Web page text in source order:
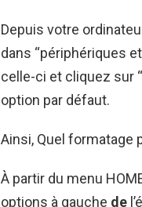
Depuis votre
dans “périphériques
celle-ci et cliquez sur “
option par défaut.
Ainsi, Quel formatage
À partir du menu
options à gauche de